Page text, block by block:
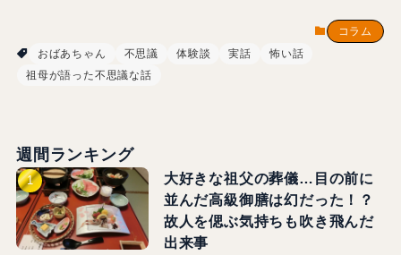
コラム
おばあちゃん
不思議 体験談 実話
怖い話
祖母が語った不思議な話
週間ランキング
大好きな祖父の葬儀…目の前に
並んだ高級御膳は幻だった！？
故人を偲ぶ気持ちも吹き飛んだ
出来事